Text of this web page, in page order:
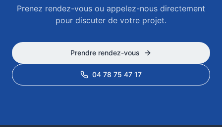
Prenez rendez-vous ou appelez-nous directement
pour discuter de votre projet.
Prendre rendez-vous
04 78 75 47 17